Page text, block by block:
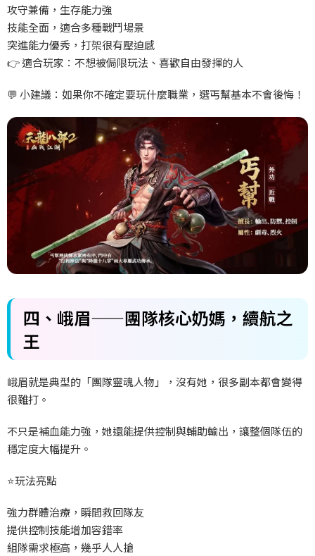
攻守兼備，生存能力強
技能全面，適合多種戰鬥場景
突進能力優秀，打架很有壓迫感
👉適合玩家：不想被侷限玩法、喜歡自由發揮的人
💬小建議：如果你不確定要玩什麼職業，選丐幫基本不會後悔！
四、 峨眉——團隊核心奶媽，續航之
王
峨眉就是典型的「團隊靈魂人物」，沒有她，很多副本都會變得
很難打。
不只是補血能力強，她還能提供控制與輔助輸出，讓整個隊伍的
穩定度大幅提升。
⭐玩法亮點
強力群體治療，瞬間救回隊友
提供控制技能增加容錯率
組隊需求極高，幾乎人人搶